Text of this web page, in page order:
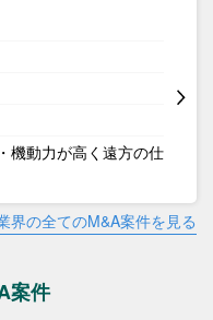
機動力が高く遠方の仕
界の全てのM&A案件を見る
案件